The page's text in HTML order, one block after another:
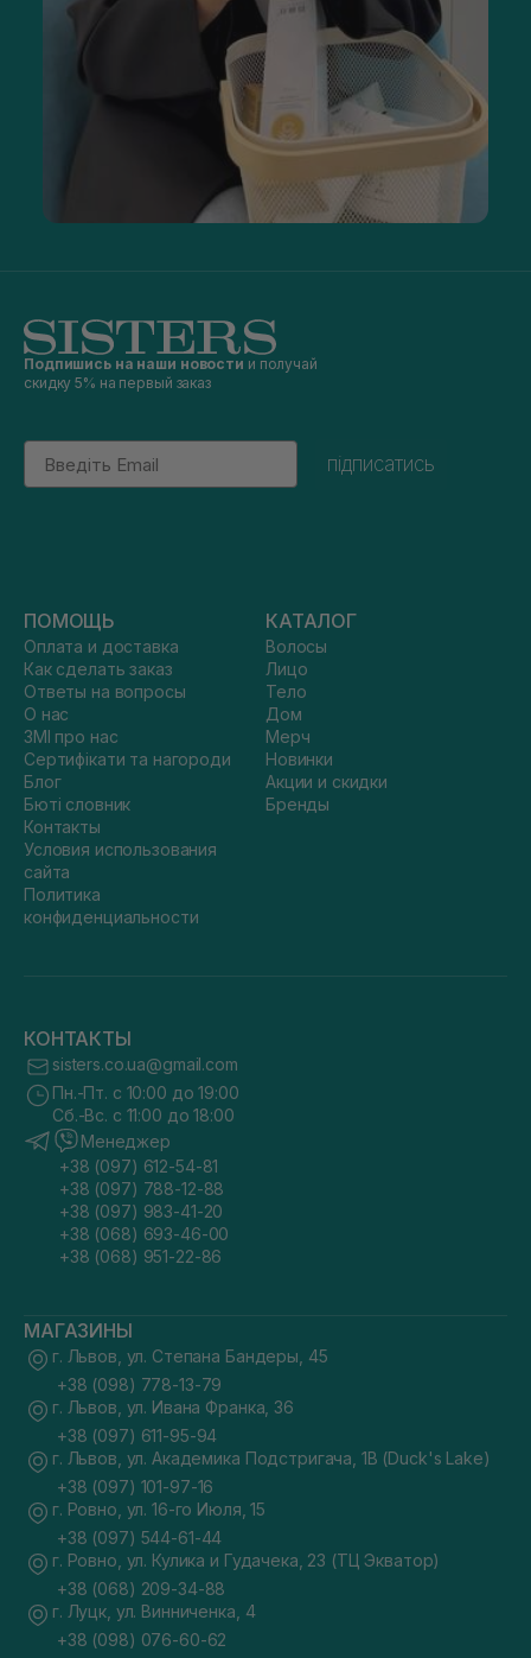
Подпишись на наши новости и получай
скидку 5% на первый заказ
Email
підписатись
ПОМОЩЬ
Оплата и доставка
Как сделать заказ
Ответы на вопросы
О нас
ЗМІ про нас
Сертифікати та нагороди
Блог
Бюті словник
Контакты
Условия использования
сайта
Политика
конфиденциальности
КАТАЛОГ
Волосы
Лицо
Тело
Дом
Мерч
Новинки
Акции и скидки
Бренды
КОНТАКТЫ
sisters.co.ua@gmail.com
Пн.-Пт. с 10:00 до 19:00
Сб.-Вс. с 11:00 до 18:00
Менеджер
+38 (097) 612-54-81
+38 (097) 788-12-88
+38 (097) 983-41-20
+38 (068) 693-46-00
+38 (068) 951-22-86
МАГАЗИНЫ
г. Львов, ул. Степана Бандеры, 45
+38 (098) 778-13-79
г. Львов, ул. Ивана Франка, 36
+38 (097) 611-95-94
г. Львов, ул. Академика Подстригача, 1В (Duck's Lake)
+38 (097) 101-97-16
г. Ровно, ул. 16-го Июля, 15
+38 (097) 544-61-44
г. Ровно, ул. Кулика и Гудачека, 23 (ТЦ Экватор)
+38 (068) 209-34-88
г. Луцк, ул. Винниченка, 4
+38 (098) 076-60-62